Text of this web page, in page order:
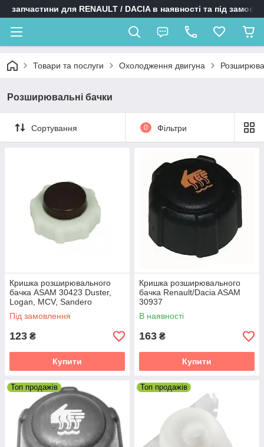
запчастини для RENAULT / DACIA в наявності та під
Товари та послуги Охолодження двигуна
Розширювальні бачки
Сортування 0 Фільтри
Кришка розширювального
бачка ASAM 30423 Duster,
Logan, MCV, Sandero
Під замовлення
123 ₴
Купити
Кришка розширювального
бачка Renault/Dacia ASAM
30937
В наявності
163 ₴
Купити
Топ продажів Топ продажів